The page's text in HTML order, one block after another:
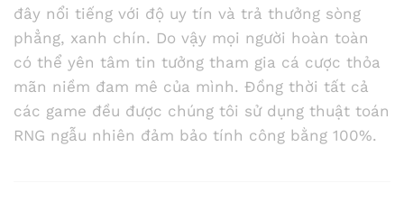
đây nổi tiếng với độ uy tín và trả thưởng sòng
phẳng, xanh chín. Do vậy mọi người hoàn toàn
có thể yên tâm tin tưởng tham gia cá cược thỏa
mãn niềm đam mê của mình. Đồng thời tất cả
các game đều được chúng tôi sử dụng thuật toán
RNG ngẫu nhiên đảm bảo tính công bằng 100%.